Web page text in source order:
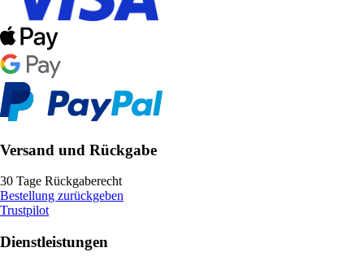
Versand und Rückgabe
30 Tage Rückgaberecht
Bestellung zurückgeben
Trustpilot
Dienstleistungen